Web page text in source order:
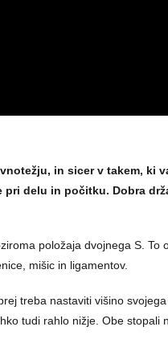
in sicer v takem, ki
delu in počitku. Dobra
položaja dvojnega S. To
mišic in ligamentov.
treba nastaviti višino
tudi rahlo nižje. Obe stopali